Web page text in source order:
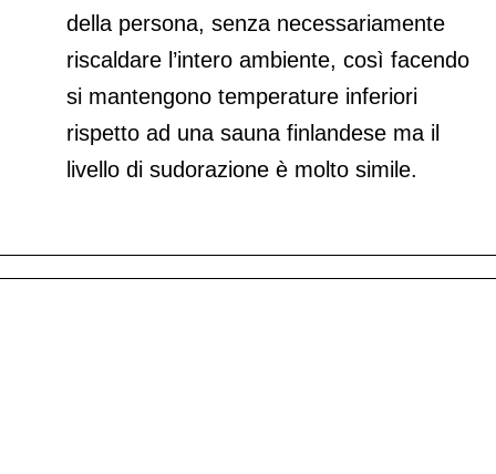
della persona, senza necessariamente
riscaldare l’intero ambiente, così facendo
si mantengono temperature inferiori
rispetto ad una sauna finlandese ma il
livello di sudorazione è molto simile.